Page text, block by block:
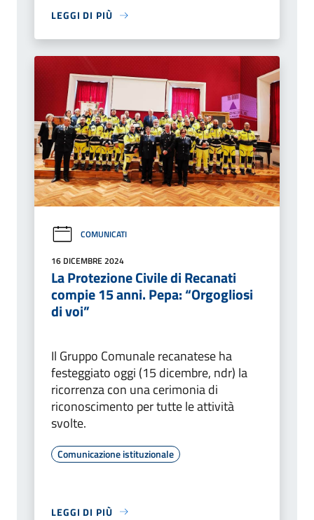
LEGGI DI PIÙ
COMUNICATI
16 DICEMBRE 2024
La Protezione Civile di Recanati
compie 15 anni. Pepa: “Orgogliosi
di voi”
Il Gruppo Comunale recanatese ha
festeggiato oggi (15 dicembre, ndr) la
ricorrenza con una cerimonia di
riconoscimento per tutte le attività
svolte.
Comunicazione istituzionale
LEGGI DI PIÙ